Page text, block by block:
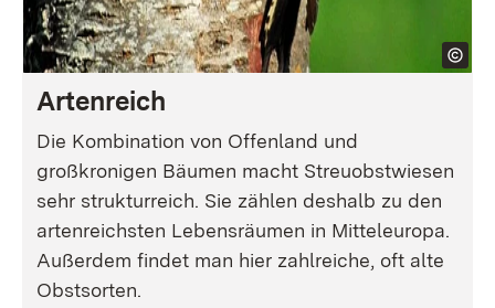
Artenreich
Die Kombination von Offenland und
großkronigen Bäumen macht Streuobstwiesen
sehr strukturreich. Sie zählen deshalb zu den
artenreichsten Lebensräumen in Mitteleuropa.
Außerdem findet man hier zahlreiche, oft alte
Obstsorten.